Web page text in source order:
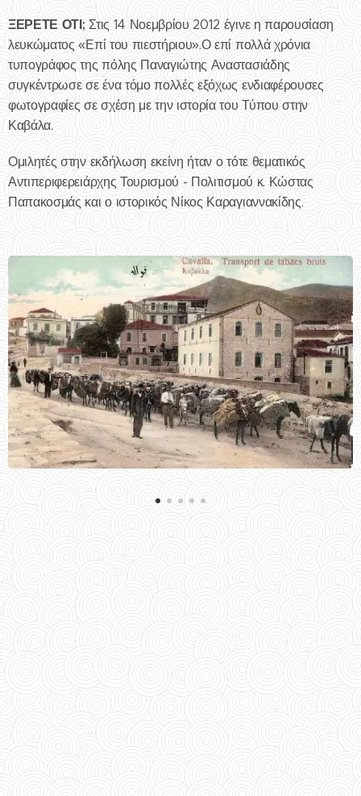
ΞΕΡΕΤΕ ΟΤΙ; Στις 14 Νοεμβρίου 2012 έγινε η παρουσίαση
λευκώματος «Επί του πιεστήριου».Ο επί πολλά χρόνια
τυπογράφος της πόλης Παναγιώτης Αναστασιάδης
συγκέντρωσε σε ένα τόμο πολλές εξόχως ενδιαφέρουσες
φωτογραφίες σε σχέση με την ιστορία του Τύπου στην
Καβάλα.
Ομιλητές στην εκδήλωση εκείνη ήταν ο τότε θεματικός
Αντιπεριφερειάρχης Τουρισμού - Πολιτισμού κ. Κώστας
Παπακοσμάς και ο ιστορικός Νίκος Καραγιαννακίδης.